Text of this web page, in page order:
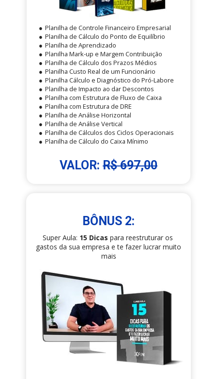
Planilha de Controle Financeiro Empresarial
Planilha de Cálculo do Ponto de Equilíbrio
Planilha de Aprendizado
Planilha Mark-up e Margem Contribuição
Planilha de Cálculo dos Prazos Médios
Planilha Custo Real de um Funcionário
Planilha Cálculo e Diagnóstico do Pró-Labore
Planilha de Impacto ao dar Descontos
Planilha com Estrutura de Fluxo de Caixa
Planilha com Estrutura de DRE
Planilha de Análise Horizontal
Planilha de Análise Vertical
Planilha de Cálculos dos Ciclos Operacionais
Planilha de Cálculo do Caixa Mínimo
VALOR: R$ 697,00
BÔNUS 2:
Super Aula: 15 Dicas para reestruturar os
gastos da sua empresa e te fazer lucrar muito
mais